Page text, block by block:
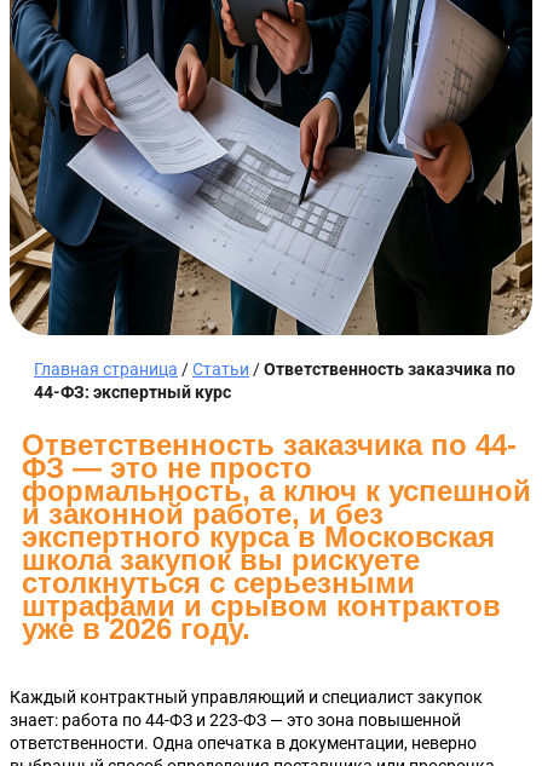
Главная страница /Статьи /Ответственность заказчика по
44-ФЗ: экспертный курс
Ответственность заказчика по 44-
ФЗ — это не просто
формальность, а ключ к успешной
и законной работе, и без
экспертного курса в Московская
школа закупок вы рискуете
столкнуться с серьезными
штрафами и срывом контрактов
уже в 2026 году.
Каждый контрактный управляющий и специалист закупок
знает: работа по 44-ФЗ и 223-ФЗ — это зона повышенной
ответственности. Одна опечатка в документации, неверно